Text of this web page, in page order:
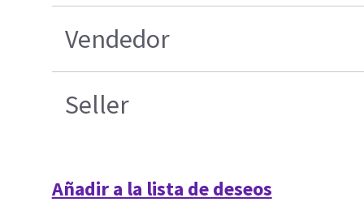
Vendedor
Seller
Añadir a la lista de deseos